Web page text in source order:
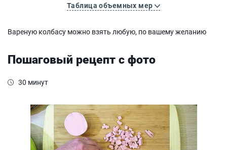
Таблица объемных мер
Вареную колбасу можно взять любую, по вашему желанию
Пошаговый рецепт с фото
30 минут